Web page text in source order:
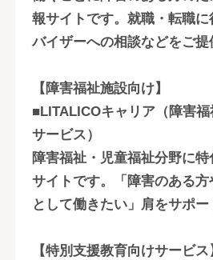
報サイトです。就職・転職
バイザーへの相談などをご提
【障害福祉施設向け】
■LITALICOキャリア（障害
サービス）
障害福祉・児童福祉分野に
サイトです。「障害のある
として働きたい」肩をサポー
【特別支援教育向けサービス